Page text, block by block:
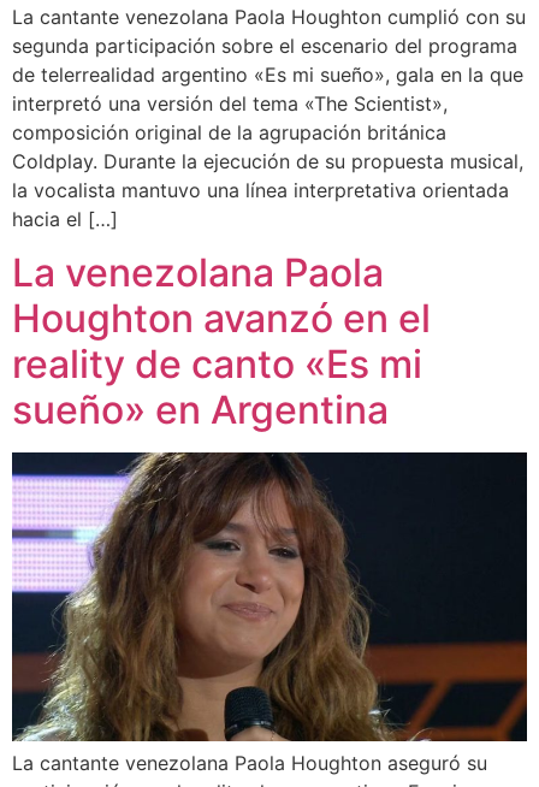
La cantante venezolana Paola Houghton cumplió con su
segunda participación sobre el escenario del programa
de telerrealidad argentino «Es mi sueño», gala en la que
interpretó una versión del tema «The Scientist»,
composición original de la agrupación británica
Coldplay. Durante la ejecución de su propuesta musical,
la vocalista mantuvo una línea interpretativa orientada
hacia el […]
La venezolana Paola
Houghton avanzó en el
reality de canto «Es mi
sueño» en Argentina
La cantante venezolana Paola Houghton aseguró su